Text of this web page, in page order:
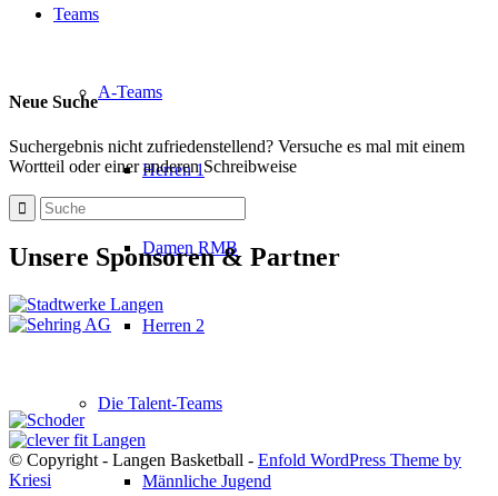
Teams
A-Teams
Herren 1
Damen RMB
Herren 2
Die Talent-Teams
Männliche Jugend
Neue Suche
Suchergebnis nicht zufriedenstellend? Versuche es mal mit einem
Wortteil oder einer anderen Schreibweise
Unsere Sponsoren & Partner
© Copyright - Langen Basketball - Enfold WordPress Theme by
Kriesi